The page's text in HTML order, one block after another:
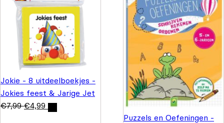
Jokie - 8 uitdeelboekjes -
Jokies feest & Jarige Jet
€7,99 €4,99
Puzzels en Oefeningen -